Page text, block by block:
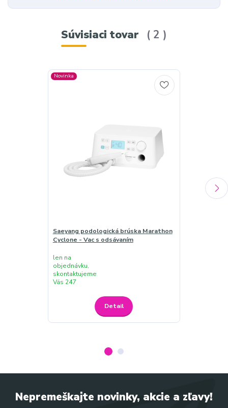
Súvisiaci tovar 2
Novinka
Saeyang podologická brúska Marathon
Cyclone - Vac s odsávaním
len na
objednávku,
skontaktujeme
Vás 247
Detail
Nepremeškajte novinky, akcie a zľavy!